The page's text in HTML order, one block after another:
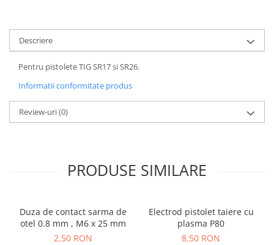
Descriere
Pentru pistolete TIG SR17 si SR26.
Informatii conformitate produs
Review-uri(0)
PRODUSE SIMILARE
Duza de contact sarma de
otel 0.8 mm , M6 x 25 mm
2,50 RON
Electrod pistolet taiere cu
plasma P80
8,50 RON